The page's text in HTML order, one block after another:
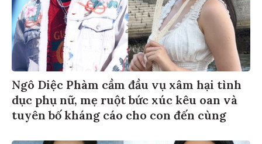
Ngô Diệc Phàm cầm đầu vụ xâm hại tình
dục phụ nữ, mẹ ruột bức xúc kêu oan và
tuyên bố kháng cáo cho con đến cùng